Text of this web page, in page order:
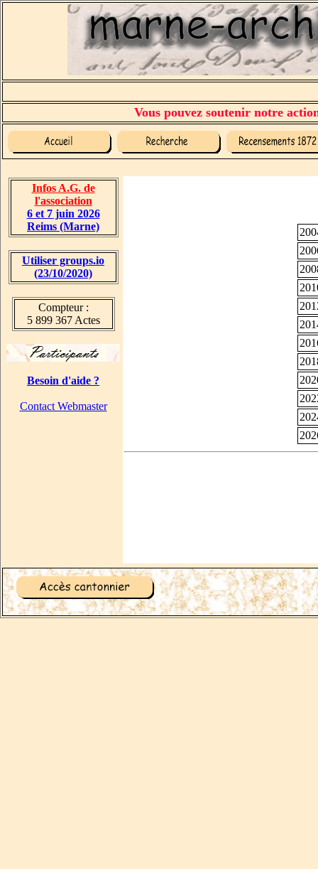
Vous pouvez soutenir notre
Infos A.G. de
l'association
6 et 7 juin 2026
Reims (Marne)
Utiliser groups.io
(23/10/2020)
Compteur :
5 899 367 Actes
Besoin d'aide ?
Contact Webmaster